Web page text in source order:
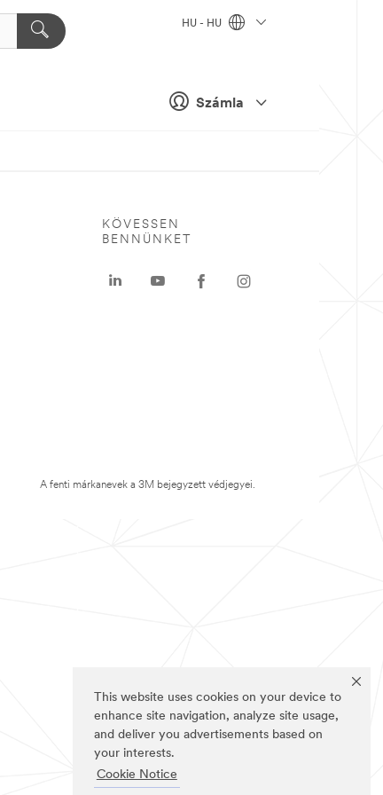
This website uses cookies on your device to
enhance site navigation, analyze site usage,
and deliver you advertisements based on
your interests.
Cookie Notice
Számla
HU - HU
KÖVESSEN
BENNÜNKET
A fenti márkanevek a 3M bejegyzett védjegyei.